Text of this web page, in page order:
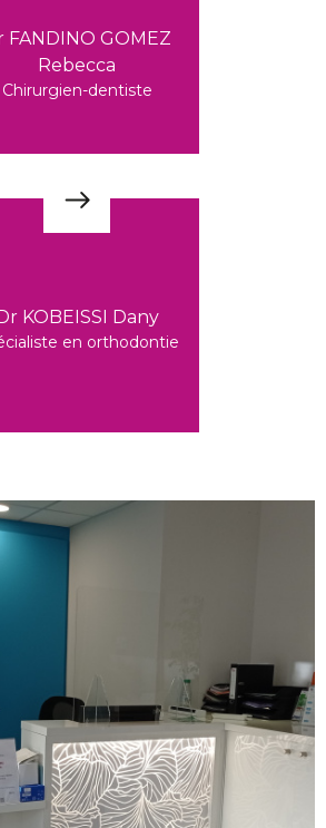
FANDINO GOMEZ
Rebecca
Chirurgien-dentiste
KOBEISSI Dany
en orthodontie